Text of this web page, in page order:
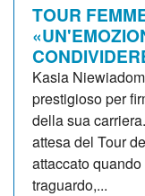
TOUR
Kasia
prestigioso per
della sua
attesa del Tour
attaccato
traguardo,...